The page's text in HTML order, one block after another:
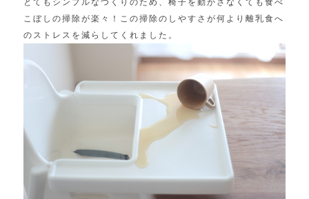
こぼしの掃除が楽々！この掃除のしやすさが何より離乳食へ
のストレスを減らしてくれました。